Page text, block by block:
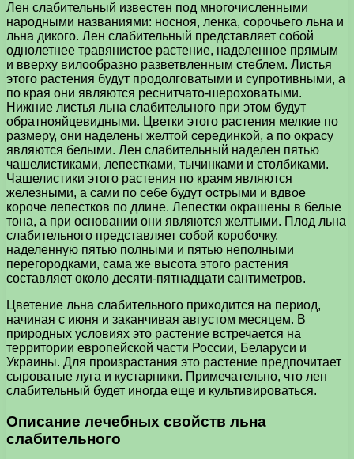
Лен слабительный известен под многочисленными
народными названиями: носноя, ленка, сорочьего льна и
льна дикого. Лен слабительный представляет собой
однолетнее травянистое растение, наделенное прямым
и вверху вилообразно разветвленным стеблем. Листья
этого растения будут продолговатыми и супротивными, а
по края они являются реснитчато-шероховатыми.
Нижние листья льна слабительного при этом будут
обратнояйцевидными. Цветки этого растения мелкие по
размеру, они наделены желтой серединкой, а по окрасу
являются белыми. Лен слабительный наделен пятью
чашелистиками, лепестками, тычинками и столбиками.
Чашелистики этого растения по краям являются
железными, а сами по себе будут острыми и вдвое
короче лепестков по длине. Лепестки окрашены в белые
тона, а при основании они являются желтыми. Плод льна
слабительного представляет собой коробочку,
наделенную пятью полными и пятью неполными
перегородками, сама же высота этого растения
составляет около десяти-пятнадцати сантиметров.
Цветение льна слабительного приходится на период,
начиная с июня и заканчивая августом месяцем. В
природных условиях это растение встречается на
территории европейской части России, Беларуси и
Украины. Для произрастания это растение предпочитает
сыроватые луга и кустарники. Примечательно, что лен
слабительный будет иногда еще и культивироваться.
Описание лечебных свойств льна
слабительного